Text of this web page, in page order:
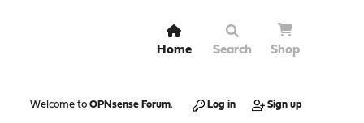
Home Search Shop
Welcome to OPNsense Forum. Log in Sign up